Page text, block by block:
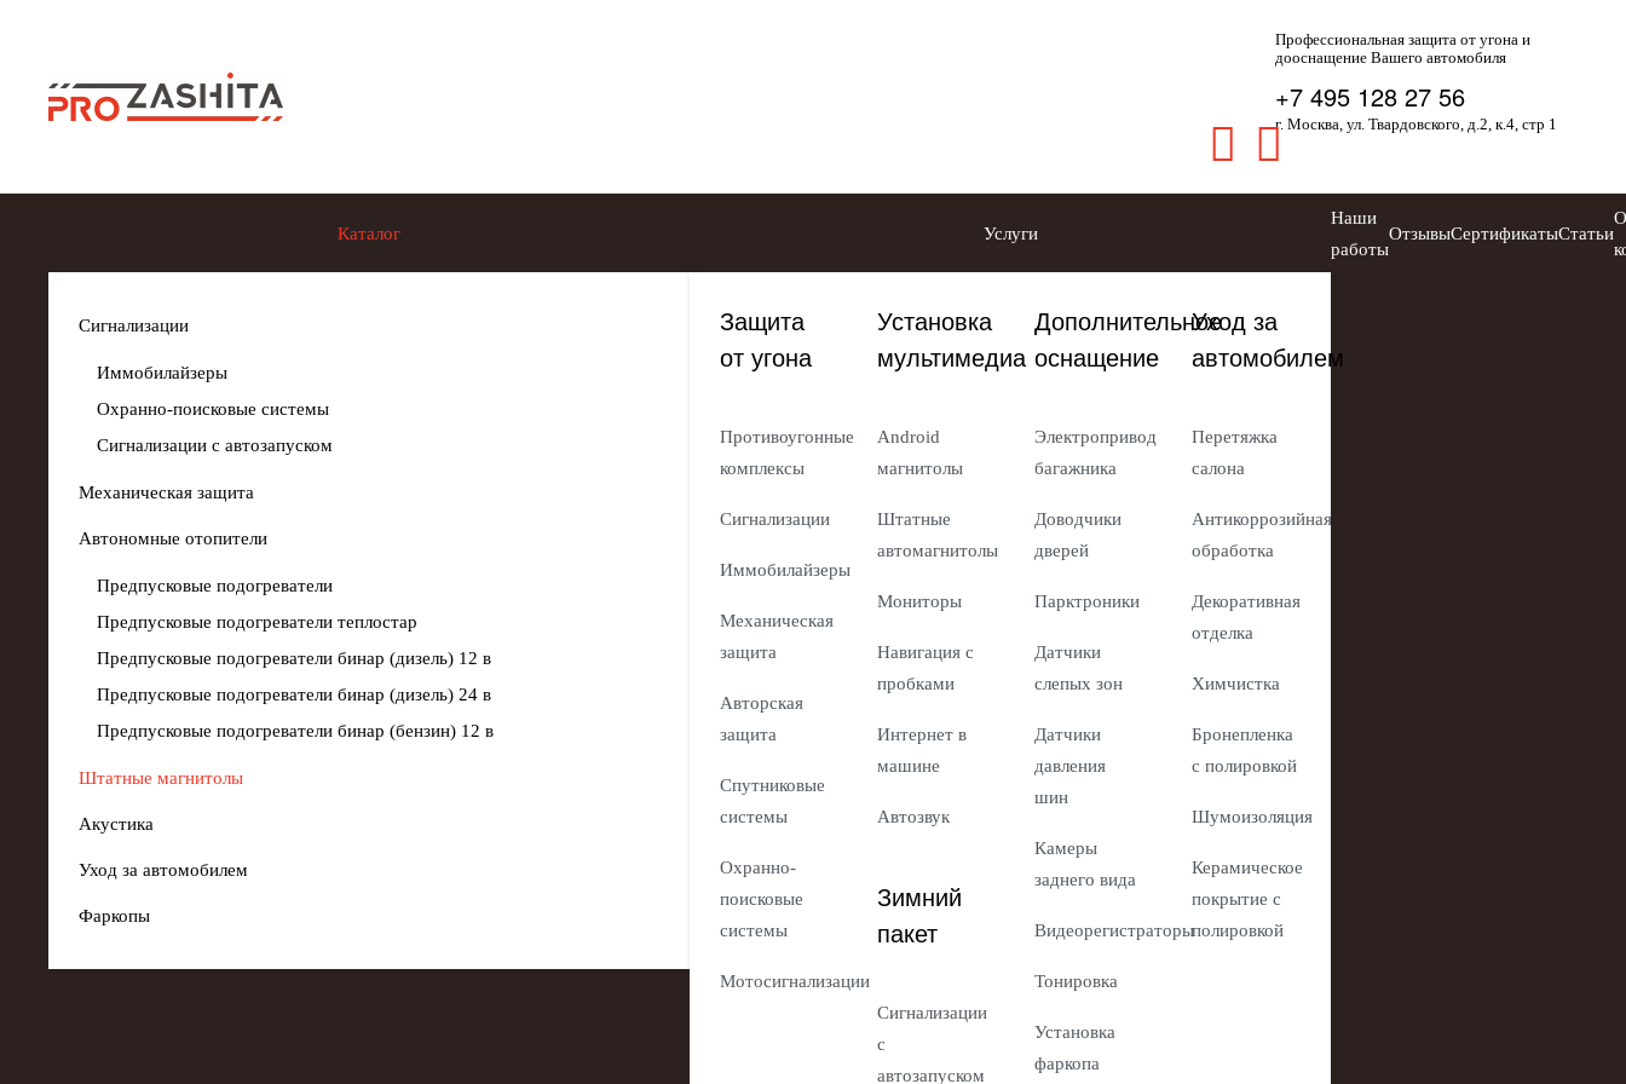
Профессиональная защита от угона и
дооснащение Вашего автомобиля
+7 495 128 27 56
г. Москва, ул. Твардовского, д.2, к.4, стр 1
Каталог
Сигнализации
Иммобилайзеры
Охранно-поисковые системы
Сигнализации с автозапуском
Механическая защита
Автономные отопители
Предпусковые подогреватели
Предпусковые подогреватели теплостар
Предпусковые подогреватели бинар (дизель) 12 в
Предпусковые подогреватели бинар (дизель) 24 в
Предпусковые подогреватели бинар (бензин) 12 в
Штатные магнитолы
Акустика
Уход за автомобилем
Фаркопы
Услуги
Защита
от угона
Противоугонные
комплексы
Сигнализации
Иммобилайзеры
Механическая
защита
Авторская
защита
Спутниковые
системы
Охранно-
поисковые
системы
Мотосигнализации
Установка
мультимедиа
Android
магнитолы
Штатные
автомагнитолы
Мониторы
Навигация с
пробками
Интернет в
машине
Автозвук
Зимний
пакет
Сигнализации
с
автозапуском
Дополнительное
оснащение
Электропривод
багажника
Доводчики
дверей
Парктроники
Датчики
слепых зон
Датчики
давления
шин
Камеры
заднего вида
Видеорегистраторы
Тонировка
Установка
фаркопа
Уход за
автомобилем
Перетяжка
салона
Антикоррозийная
обработка
Декоративная
отделка
Химчистка
Бронепленка
с полировкой
Шумоизоляция
Керамическое
покрытие с
полировкой
Наши
работы
ОтзывыСертификатыСтатьи
О